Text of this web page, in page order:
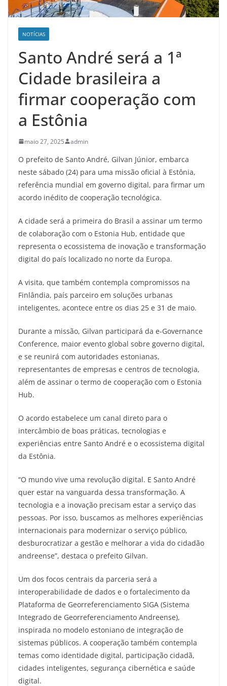
NOTÍCIAS
Santo André será a 1ª
Cidade brasileira a
firmar cooperação com
a Estônia
maio 27, 2025 admin
O prefeito de Santo André, Gilvan Júnior, embarca
neste sábado (24) para uma missão oficial à Estônia,
referência mundial em governo digital, para firmar um
acordo inédito de cooperação tecnológica.
A cidade será a primeira do Brasil a assinar um termo
de colaboração com o Estonia Hub, entidade que
representa o ecossistema de inovação e transformação
digital do país localizado no norte da Europa.
A visita, que também contempla compromissos na
Finlândia, país parceiro em soluções urbanas
inteligentes, acontece entre os dias 25 e 31 de maio.
Durante a missão, Gilvan participará da e-Governance
Conference, maior evento global sobre governo digital,
e se reunirá com autoridades estonianas,
representantes de empresas e centros de tecnologia,
além de assinar o termo de cooperação com o Estonia
Hub.
O acordo estabelece um canal direto para o
intercâmbio de boas práticas, tecnologias e
experiências entre Santo André e o ecossistema digital
da Estônia.
“O mundo vive uma revolução digital. E Santo André
quer estar na vanguarda dessa transformação. A
tecnologia e a inovação precisam estar a serviço das
pessoas. Por isso, buscamos as melhores experiências
internacionais para modernizar o serviço público,
desburocratizar a gestão e melhorar a vida do cidadão
andreense”, destaca o prefeito Gilvan.
Um dos focos centrais da parceria será a
interoperabilidade de dados e o fortalecimento da
Plataforma de Georreferenciamento SIGA (Sistema
Integrado de Georreferenciamento Andreense),
inspirada no modelo estoniano de integração de
sistemas públicos. A cooperação também contempla
temas como identidade digital, participação cidadã,
cidades inteligentes, segurança cibernética e saúde
digital.